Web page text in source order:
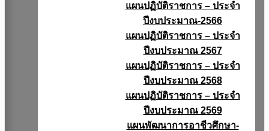
แผนปฏิบัติราชการ – ประจำ
ปีงบประมาณ-2566
แผนปฏิบัติราชการ – ประจำ
ปีงบประมาณ 2567
แผนปฏิบัติราชการ – ประจำ
ปีงบประมาณ 2568
แผนปฏิบัติราชการ – ประจำ
ปีงบประมาณ 2569
แผนพัฒนาการอาชีวศึกษา-